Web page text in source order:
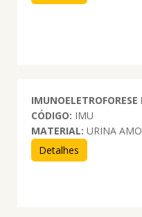
CÓDIGO: IMU
MATERIAL: URINA
Detalhes